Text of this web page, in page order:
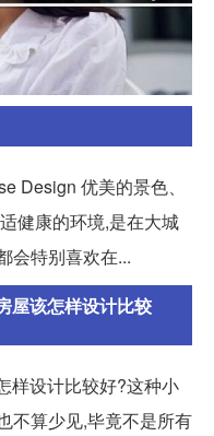
Design 优美的景色、
健康的环境,是在大城
会特别喜欢在...
屋该怎样设计比较
样设计比较好?这种小
不算少见,毕竟不是所有